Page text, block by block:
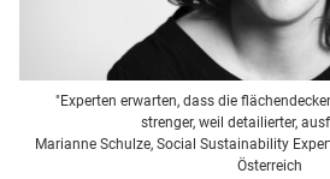
"Experten erwarten, dass die
strenger, weil detailierter,
Marianne Schulze, Social Sustainability
Österreich